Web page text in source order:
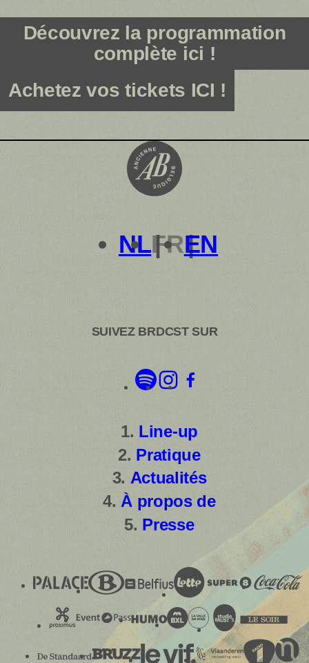
Découvrez la programmation
complète ici !
Achetez vos tickets ICI !
NLFREN
SUIVEZ BRDCST SUR
Line-up
Pratique
Actualités
À propos de
Presse